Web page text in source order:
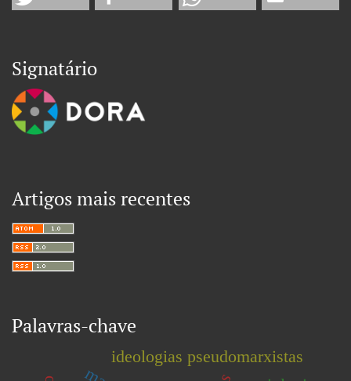
Signatário
Artigos mais recentes
Palavras-chave
ideologias pseudomarxistas